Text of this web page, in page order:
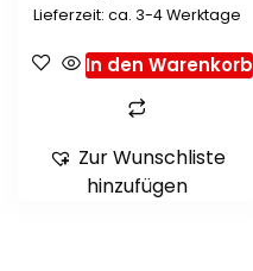
Lieferzeit: ca. 3-4 Werktage
In den Warenkorb
Zur Wunschliste
hinzufügen